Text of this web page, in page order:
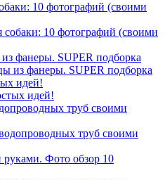
10 фотографий (своими
фанеры. SUPER подборка
идей!
труб своими
Фото обзор 10